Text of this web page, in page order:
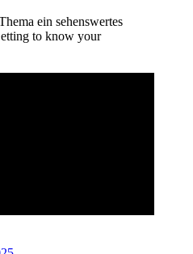
ein sehenswertes
to know your